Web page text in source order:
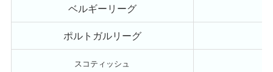
ベルギーリーグ
ポルトガルリーグ
スコティッシュ